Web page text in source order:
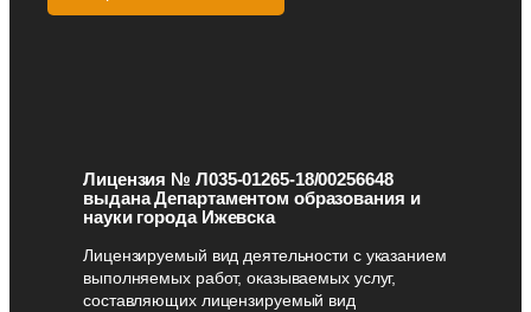
Лицензия № Л035-01265-18/00256648
выдана Департаментом образования и
науки города Ижевска
Лицензируемый вид деятельности с указанием
выполняемых работ, оказываемых услуг,
составляющих лицензируемый вид